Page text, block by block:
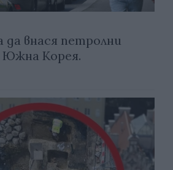
да внася петролни
Корея.